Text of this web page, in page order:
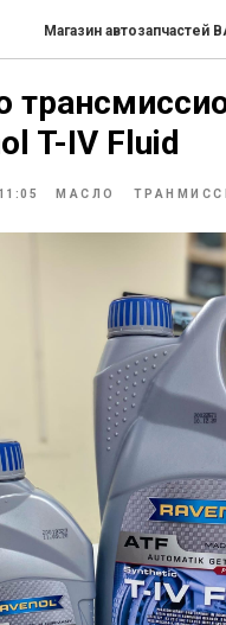
Магазин автозапчастей
T-IV Fluid
МАСЛО